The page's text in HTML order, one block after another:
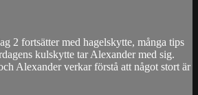
2 fortsätter med hagelskytte, många tips
kulskytte tar Alexander med sig.
Alexander verkar förstå att något stort är